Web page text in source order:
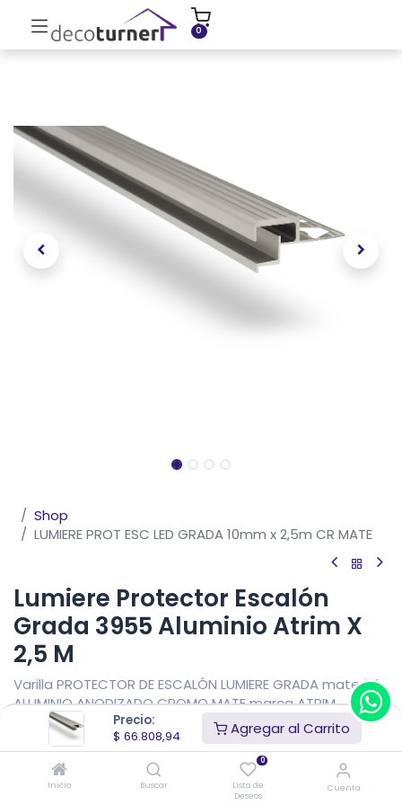
Precio:
$ 66.808,94 Agregar al Carrito
Inicio Buscar
0
Lista de
Deseos
Cuenta
0
Shop
LUMIERE PROT ESC LED GRADA 10mm x 2,5m CR MATE
Lumiere Protector Escalón
Grada 3955 Aluminio Atrim X
2,5 M
Varilla PROTECTOR DE ESCALÓN LUMIERE GRADA material
ALUMINIO ANODIZADO CROMO MATE marca ATRIM
medidas 22 mm de altura x 22 mm de vista x 10 mm de
espesor x 2,5 metros de largo.
66.808,94 IVA Incluido
55.214,00